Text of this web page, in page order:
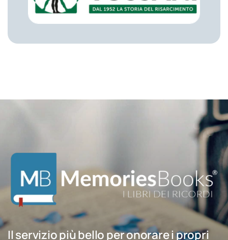
Il servizio più bello per onorare i propri